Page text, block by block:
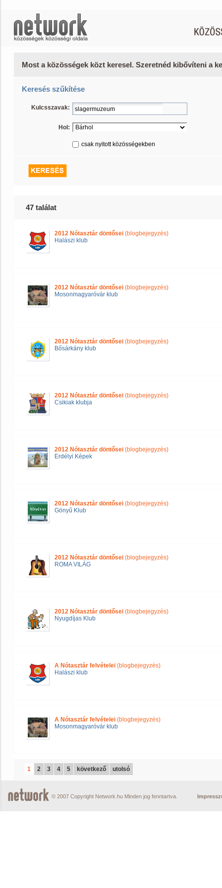
Most a közösségek közt keresel. Szeretnéd kibővíteni a
Keresés szűkítése
Kulcsszavak:
Hol:
csak nyitott közösségekben
47 találat
2012 Nótasztár döntősei (blogbejegyzés)
Halászi klub
2012 Nótasztár döntősei (blogbejegyzés)
Mosonmagyaróvár klub
2012 Nótasztár döntősei (blogbejegyzés)
Bősárkány klub
2012 Nótasztár döntősei (blogbejegyzés)
Csikiak klubja
2012 Nótasztár döntősei (blogbejegyzés)
Erdélyi Képek
2012 Nótasztár döntősei (blogbejegyzés)
Gönyű Klub
2012 Nótasztár döntősei (blogbejegyzés)
ROMA VILÁG
2012 Nótasztár döntősei (blogbejegyzés)
Nyugdíjas Klub
A Nótasztár felvételei (blogbejegyzés)
Halászi klub
A Nótasztár felvételei (blogbejegyzés)
Mosonmagyaróvár klub
1 2 3 4 5 következő utolsó
© 2007 Copyright Network.hu Minden jog fenntartva.